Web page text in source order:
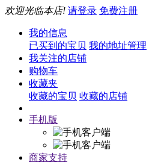
欢迎光临本店! 请登录 免费注册
我的信息
已买到的宝贝 我的地址管理
我关注的店铺
购物车
收藏夹
收藏的宝贝 收藏的店铺
手机版
商家支持